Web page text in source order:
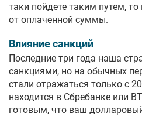
таки пойдете таким путем,
от оплаченной суммы.
Влияние санкций
Последние три года наша
санкциями, но на обычных
стали отражаться только с
находится в Сбребанке или
готовым, что ваш